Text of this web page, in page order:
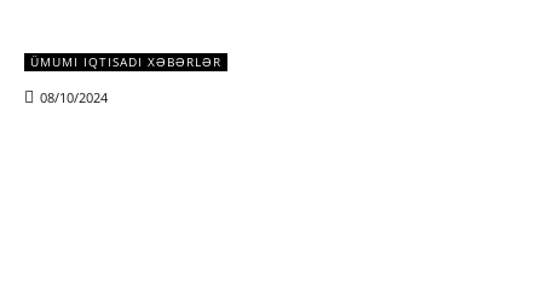
ÜMUMI IQTISADI XƏBƏRLƏR
08/10/2024